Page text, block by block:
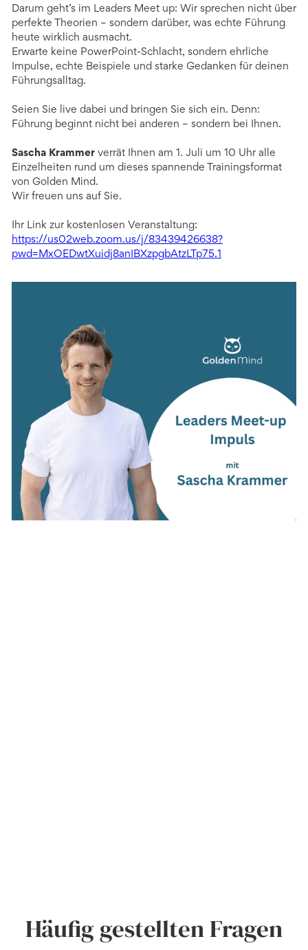
Darum geht’s im Leaders Meet up: Wir sprechen nicht über
perfekte Theorien – sondern darüber, was echte Führung
heute wirklich ausmacht.
Erwarte keine PowerPoint-Schlacht, sondern ehrliche
Impulse, echte Beispiele und starke Gedanken für deinen
Führungsalltag.
Seien Sie live dabei und bringen Sie sich ein. Denn:
Führung beginnt nicht bei anderen – sondern bei Ihnen.
Sascha Krammerverrät Ihnen am 1. Juli um 10 Uhr alle
Einzelheiten rund um dieses spannende Trainingsformat
von Golden Mind.
Wir freuen uns auf Sie.
Ihr Link zur kostenlosen Veranstaltung:
https://us02web.zoom.us/j/83439426638?
pwd=MxOEDwtXuidj8anIBXzpgbAtzLTp75.1
Häufig gestellten Fragen